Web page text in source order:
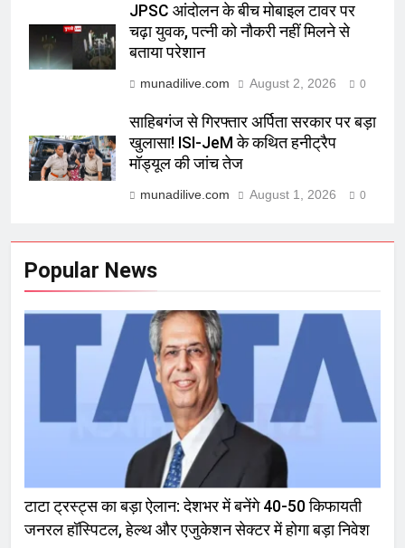
JPSC आंदोलन के बीच मोबाइल टावर पर
चढ़ा युवक, पत्नी को नौकरी नहीं मिलने से
बताया परेशान
munadilive.com August 2, 2026 0
साहिबगंज से गिरफ्तार अर्पिता सरकार पर बड़ा
खुलासा! ISI-JeM के कथित हनीट्रैप
मॉड्यूल की जांच तेज
munadilive.com August 1, 2026 0
Popular News
टाटा ट्रस्ट्स का बड़ा ऐलान: देशभर में बनेंगे 40-50 किफायती
जनरल हॉस्पिटल, हेल्थ और एजुकेशन सेक्टर में होगा बड़ा निवेश